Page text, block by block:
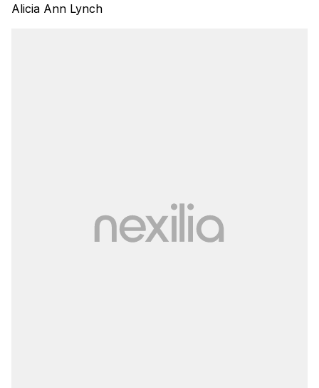
Alicia Ann Lynch